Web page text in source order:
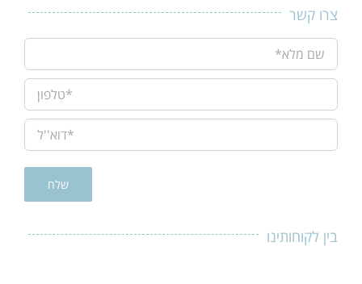
צרו קשר
בין לקוחותינו